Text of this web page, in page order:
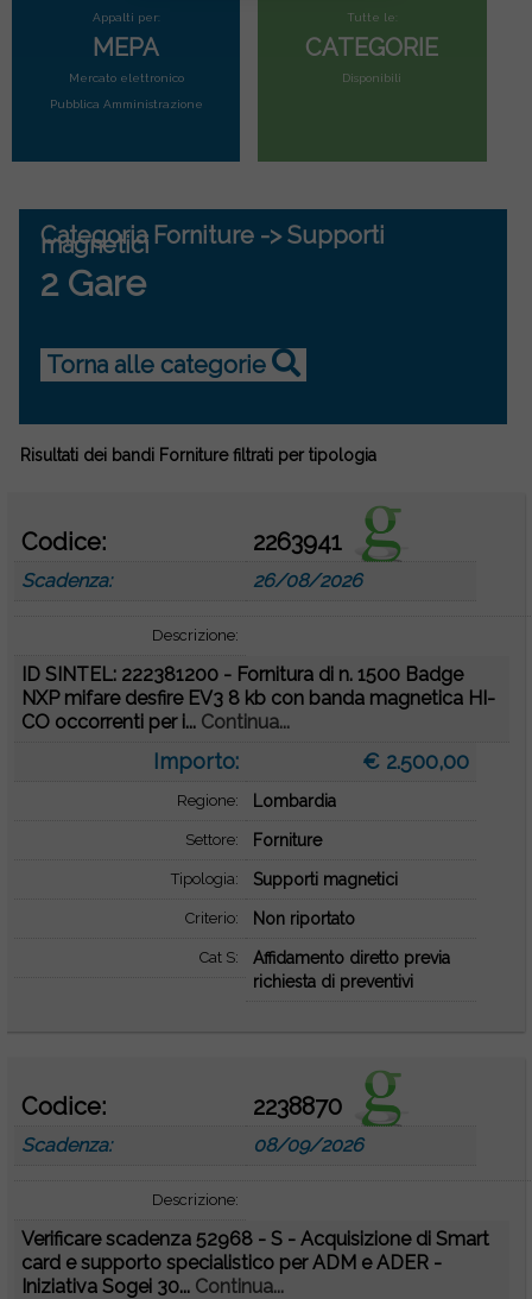
Appalti per:
MEPA
Mercato elettronico
Pubblica Amministrazione
Tutte le:
CATEGORIE
Disponibili
Categoria Forniture -> Supporti
magnetici
2 Gare
Torna alle categorie
Risultati dei bandi Forniture filtrati per tipologia
Codice: 2263941
Scadenza: 26/08/2026
Descrizione:
ID SINTEL: 222381200 - Fornitura di n. 1500 Badge
NXP mifare desfire EV3 8 kb con banda magnetica HI-
CO occorrenti per i... Continua...
Importo: € 2.500,00
Regione: Lombardia
Settore: Forniture
Tipologia: Supporti magnetici
Criterio: Non riportato
Cat S:
Affidamento diretto previa
richiesta di preventivi
Codice: 2238870
Scadenza: 08/09/2026
Descrizione:
Verificare scadenza 52968 - S - Acquisizione di Smart
card e supporto specialistico per ADM e ADER -
Iniziativa Sogei 30... Continua...